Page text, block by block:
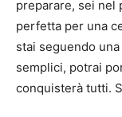
preparare, sei nel
perfetta per una
stai seguendo
semplici, potrai
conquisterà tutti.